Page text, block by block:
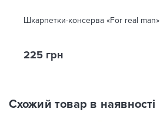
Шкарпетки-консерва «For real man»
225 грн
Схожий товар в наявності